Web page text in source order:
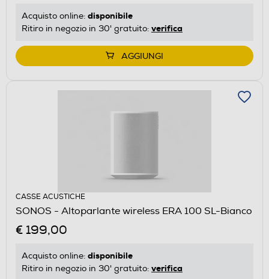
Acquisto online: disponibile
Ritiro in negozio in 30' gratuito: verifica
AGGIUNGI
CASSE ACUSTICHE
SONOS - Altoparlante wireless ERA 100 SL-Bianco
€ 199,00
Acquisto online: disponibile
Ritiro in negozio in 30' gratuito: verifica